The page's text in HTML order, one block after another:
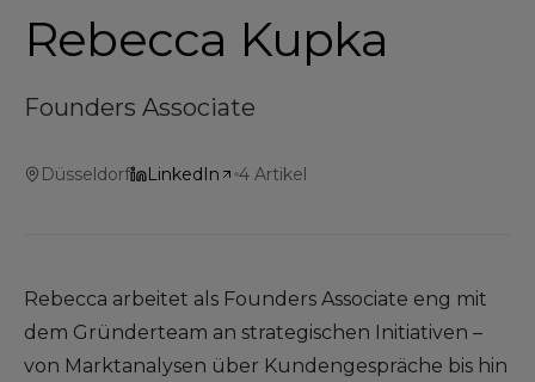
Rebecca Kupka
Founders Associate
Düsseldorf LinkedIn 4 Artikel
Rebecca arbeitet als Founders Associate eng mit
dem Gründerteam an strategischen Initiativen –
von Marktanalysen über Kundengespräche bis hin